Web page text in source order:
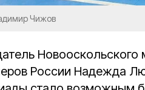
Чижов
России Надежда